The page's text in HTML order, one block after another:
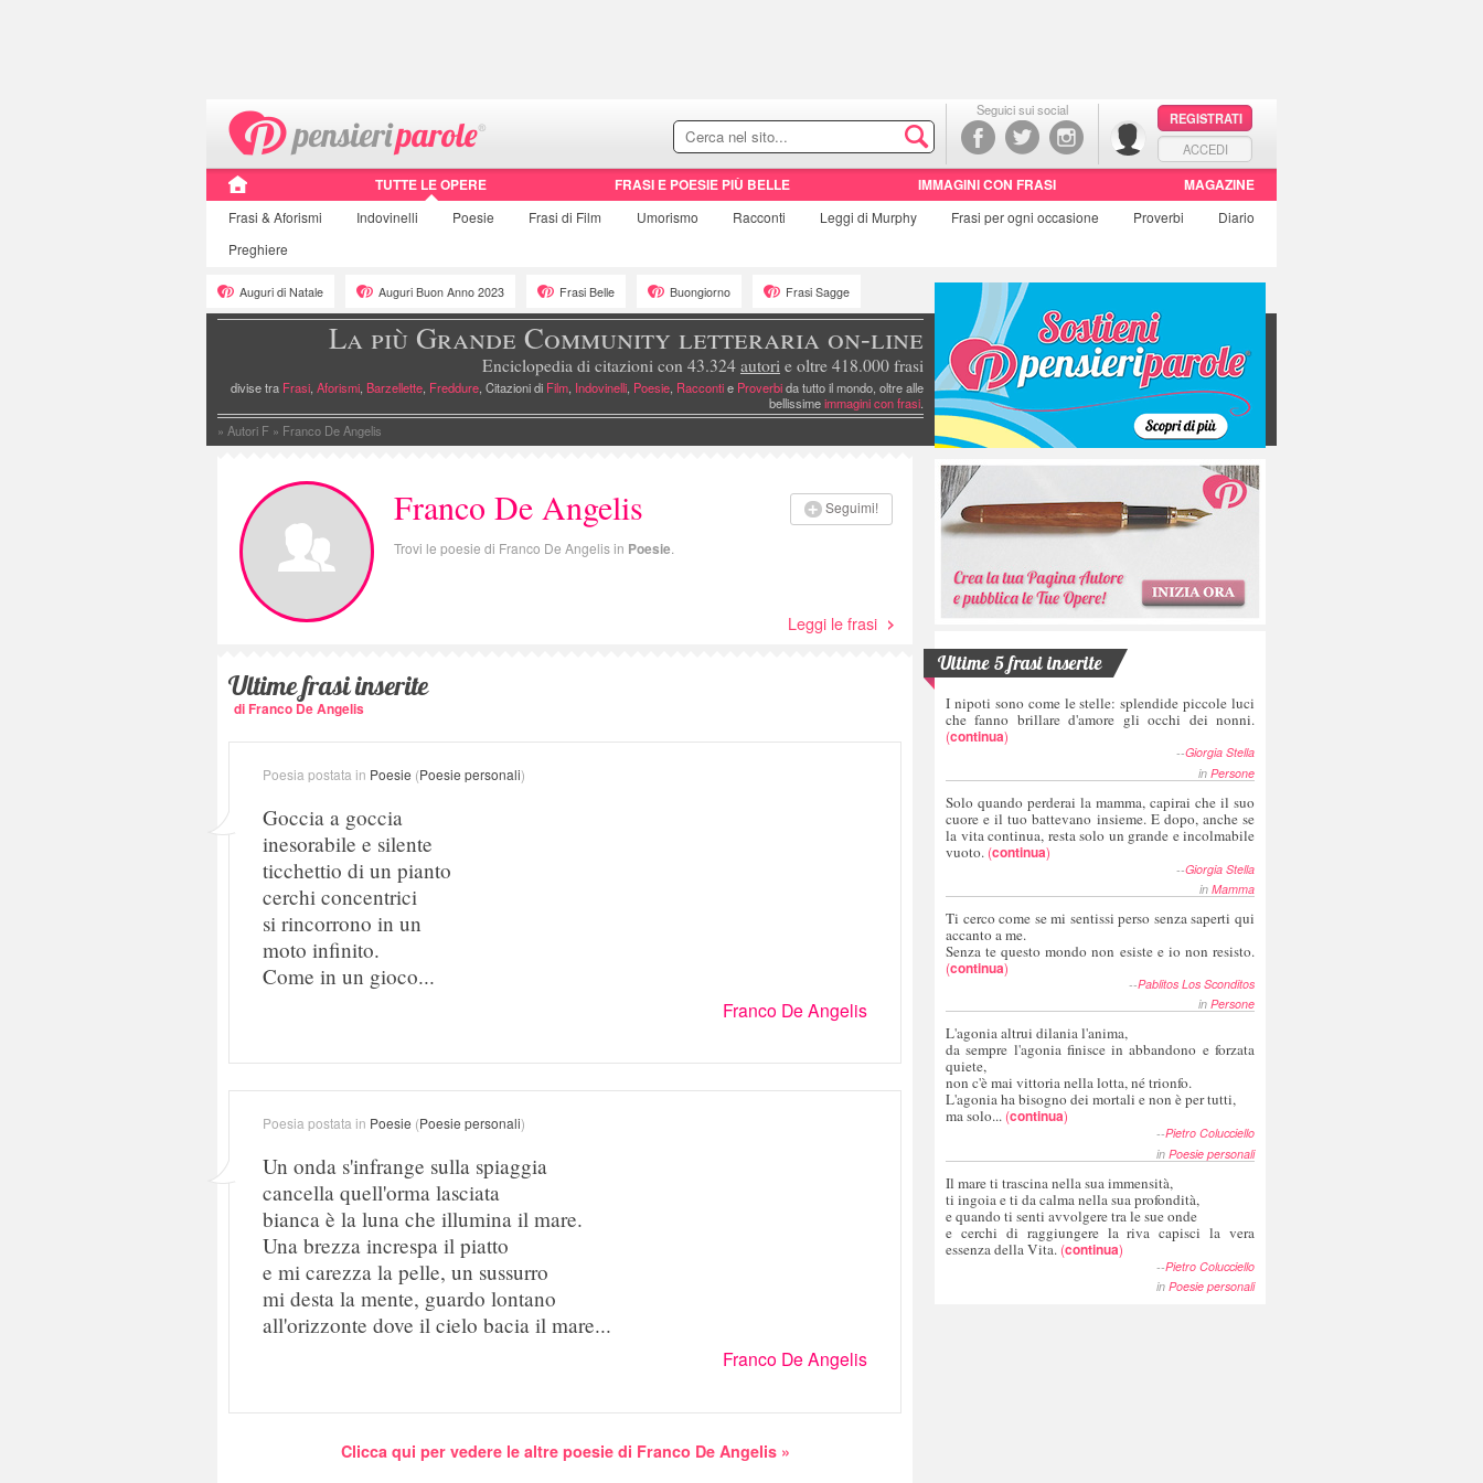
Seguici sui social
REGISTRATI
ACCEDI
TUTTE LE OPERE FRASI E POESIE PIÙ BELLE IMMAGINI CON FRASI MAGAZINE
Frasi & Aforismi Indovinelli Poesie Frasi di Film Umorismo Racconti Leggi di Murphy Frasi per ogni occasione Proverbi
Diario
Preghiere
Auguri di Natale Auguri Buon Anno 2023 Frasi Belle Buongiorno Frasi Sagge
La più Grande Community letteraria on-line
Enciclopedia di citazioni con 43.324 autori e oltre 418.000 frasi
divise tra Frasi, Aforismi, Barzellette, Freddure, Citazioni di Film, Indovinelli, Poesie, Raccontie Proverbida tutto il mondo, oltre alle
bellissimeimmagini con frasi.
» Autori F » Franco De Angelis
Seguimi!
Franco De Angelis
Trovi le poesie di Franco De Angelis in Poesie
Leggi le frasi
Ultime frasi inserite
di Franco De Angelis
Poesia postata in Poesie (Poesie personali)
Goccia a goccia
inesorabile e silente
ticchettio di un pianto
cerchi concentrici
si rincorrono in un
moto infinito.
Come in un gioco...
Franco De Angelis
Poesia postata in Poesie (Poesie personali)
Un onda s'infrange sulla spiaggia
cancella quell'orma lasciata
bianca è la luna che illumina il mare.
Una brezza increspa il piatto
e mi carezza la pelle, un sussurro
mi desta la mente, guardo lontano
all'orizzonte dove il cielo bacia il mare...
Franco De Angelis
Clicca qui per vedere le altre poesie di Franco De Angelis »
Ultime 5 frasi inserite
I nipoti sono come le stelle: splendide piccole luci
che fanno brillare d'amore gli occhi dei nonni.
(continua)
--Giorgia Stella
in Persone
Solo quando perderai la mamma, capirai che il suo
cuore e il tuo battevano insieme. E dopo, anche se
la vita continua, resta solo un grande e incolmabile
vuoto. (continua)
--Giorgia Stella
in Mamma
Ti cerco come se mi sentissi perso senza saperti qui
accanto a me.
Senza te questo mondo non esiste e io non resisto.
(continua)
--Pablitos Los Sconditos
in Persone
L'agonia altrui dilania l'anima,
da sempre l'agonia finisce in abbandono e forzata
quiete,
non c'è mai vittoria nella lotta, né trionfo.
L'agonia ha bisogno dei mortali e non è per tutti,
ma solo... (continua)
--Pietro Colucciello
in Poesie personali
Il mare ti trascina nella sua immensità,
ti ingoia e ti da calma nella sua profondità,
e quando ti senti avvolgere tra le sue onde
e cerchi di raggiungere la riva capisci la vera
essenza della Vita. (continua)
--Pietro Colucciello
in Poesie personali